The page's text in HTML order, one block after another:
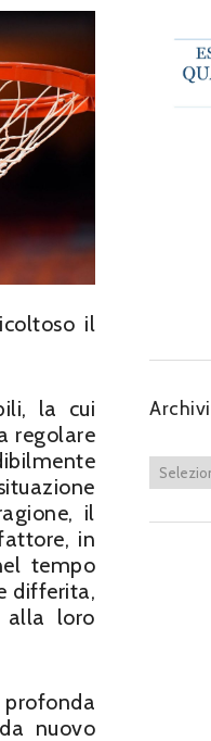
il
la cui
regolare
il
in
tempo
differita,
alla loro
nuovo